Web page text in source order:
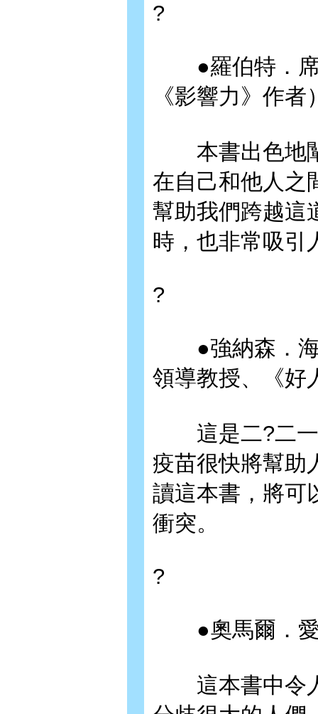
?
●羅伯特．席
《影響力》作者
本書出色地闡
在自己和他人之
幫助我們跨越這
時，也非常吸引
?
●強納森．海
領導教授、《好
這是二?二一
疫苗很快將幫助
讀這本書，將可
衝突。
?
●奧馬爾．愛
這本書中令人